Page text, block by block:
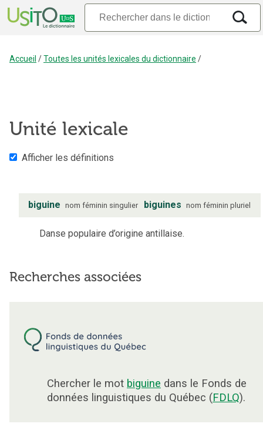
Accueil /Toutes les unités lexicales du dictionnaire /
Unité lexicale
Afficher les définitions
biguine nom féminin singulier biguines nom féminin pluriel
Danse populaire d’origine antillaise.
Recherches associées
Chercher le mot biguine dans le Fonds de
données linguistiques du Québec (FDLQ).